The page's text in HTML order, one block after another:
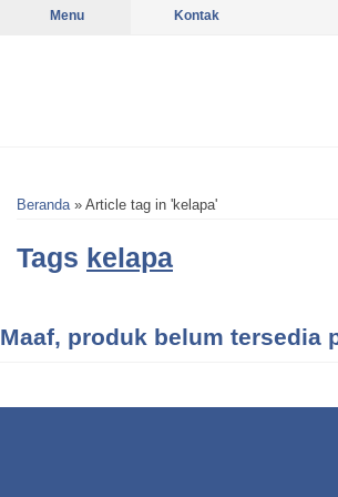
Menu Kontak
Beranda» Article tag in 'kelapa'
Tags kelapa
Maaf, produk belum tersedia